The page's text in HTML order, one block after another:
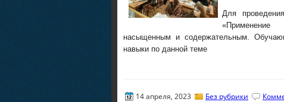
Для
«Применение
насыщенным и содержательным.
навыки по данной теме
14 апреля, 2023 Без рубрики